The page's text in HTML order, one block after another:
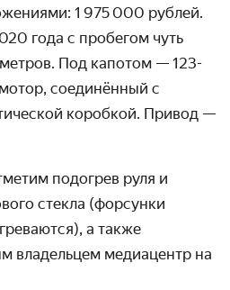
1 975 000 рублей.
года с пробегом чуть
Под капотом — 123-
соединённый с
коробкой. Привод —
подогрев руля и
стекла (форсунки
а также
владельцем медиацентр на